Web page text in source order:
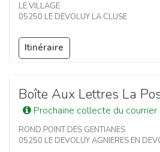
LE VILLAGE
05250 LE DEVOLUY LA CLUSE
Itinéraire
Boîte Aux Lettres La
Prochaine collecte du
ROND POINT DES GENTIANES
05250 LE DEVOLUY AGNIERES EN